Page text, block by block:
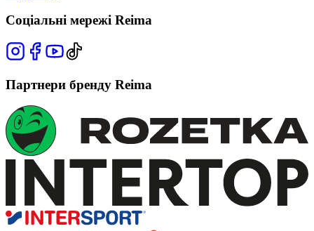
Соціальні мережі Reima
Партнери бренду Reima